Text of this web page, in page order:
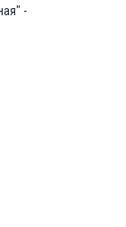
-